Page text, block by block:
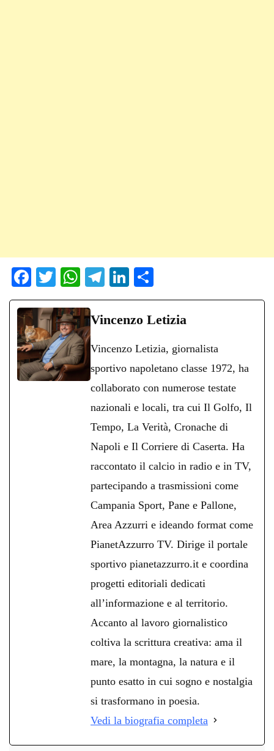
Fa
ce
bo
ok
T
wi
tte
r
W
ha
ts
A
pp
Te
le
gr
m
Li
nk
ed
on
di
di
Vincenzo Letizia
Vincenzo Letizia, giornalista
sportivo napoletano classe 1972, ha
collaborato con numerose testate
nazionali e locali, tra cui Il Golfo, Il
Tempo, La Verità, Cronache di
Napoli e Il Corriere di Caserta. Ha
raccontato il calcio in radio e in TV,
partecipando a trasmissioni come
Campania Sport, Pane e Pallone,
Area Azzurri e ideando format come
PianetAzzurro TV. Dirige il portale
sportivo pianetazzurro.it e coordina
progetti editoriali dedicati
all’informazione e al territorio.
Accanto al lavoro giornalistico
coltiva la scrittura creativa: ama il
mare, la montagna, la natura e il
punto esatto in cui sogno e nostalgia
si trasformano in poesia.
Vedi la biografia completa